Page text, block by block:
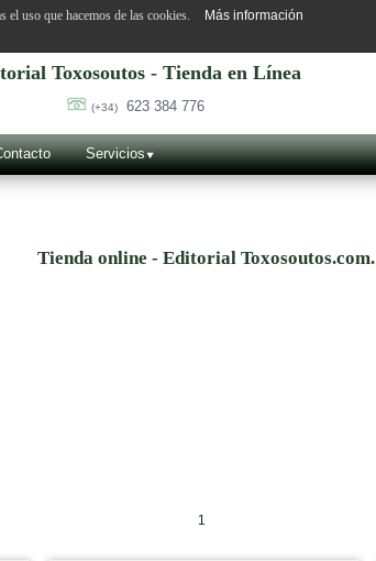
Toxosoutos - Tienda en Línea
(+34) 623 384 776
Servicios
Tienda online - Editorial Toxosoutos.com.
1
uso que hacemos de las cookies. Más información